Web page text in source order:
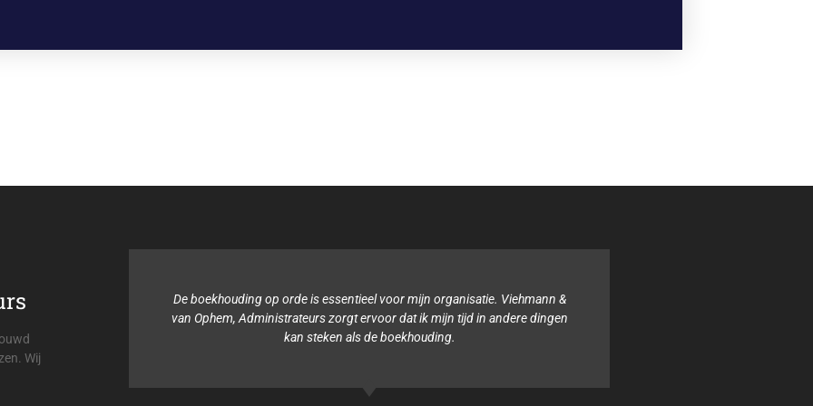
Wij
De boekhouding op orde is essentieel voor mijn organisatie. Viehmann &
van Ophem, Administrateurs zorgt ervoor dat ik mijn tijd in andere dingen
kan steken als de boekhouding.
Binnen onze organisatie hebben wij noch de tijd
boekhouding. Het team van Viehmann & van